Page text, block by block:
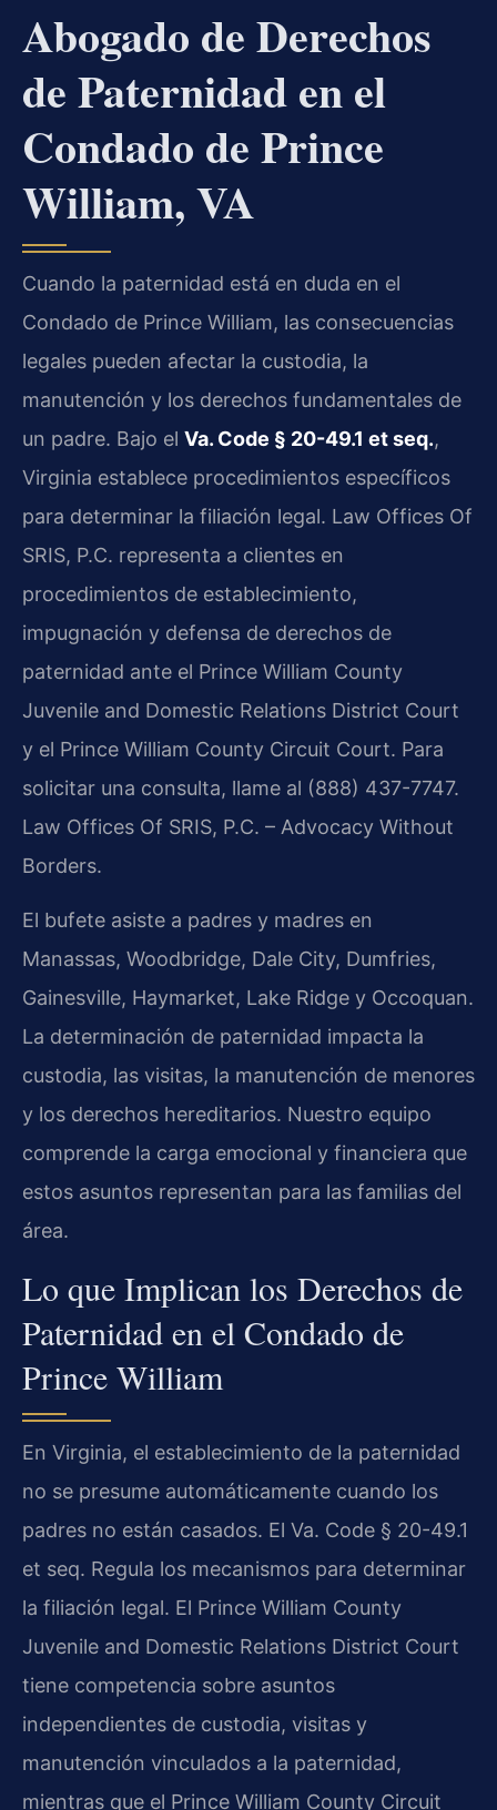
Abogado de Derechos
de Paternidad en el
Condado de Prince
William, VA
Cuando la paternidad está en duda en el
Condado de Prince William, las consecuencias
legales pueden afectar la custodia, la
manutención y los derechos fundamentales de
un padre. Bajo el Va. Code § 20-49.1 et seq.,
Virginia establece procedimientos específicos
para determinar la filiación legal. Law Offices Of
SRIS, P.C. representa a clientes en
procedimientos de establecimiento,
impugnación y defensa de derechos de
paternidad ante el Prince William County
Juvenile and Domestic Relations District Court
y el Prince William County Circuit Court. Para
solicitar una consulta, llame al (888) 437-7747.
Law Offices Of SRIS, P.C. – Advocacy Without
Borders.
El bufete asiste a padres y madres en
Manassas, Woodbridge, Dale City, Dumfries,
Gainesville, Haymarket, Lake Ridge y Occoquan.
La determinación de paternidad impacta la
custodia, las visitas, la manutención de menores
y los derechos hereditarios. Nuestro equipo
comprende la carga emocional y financiera que
estos asuntos representan para las familias del
área.
Lo que Implican los Derechos de
Paternidad en el Condado de
Prince William
En Virginia, el establecimiento de la paternidad
no se presume automáticamente cuando los
padres no están casados. El Va. Code § 20-49.1
et seq. Regula los mecanismos para determinar
la filiación legal. El Prince William County
Juvenile and Domestic Relations District Court
tiene competencia sobre asuntos
independientes de custodia, visitas y
manutención vinculados a la paternidad,
mientras que el Prince William County Circuit